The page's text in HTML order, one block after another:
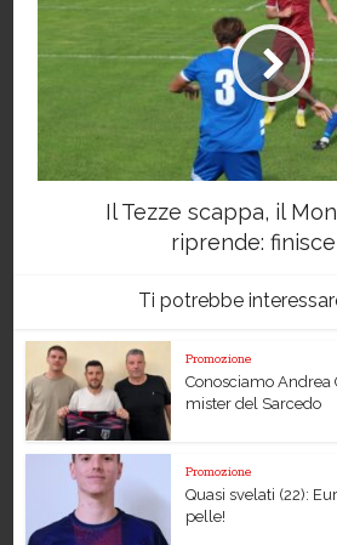
Il Tezze scappa, il
riprende: finisce
Ti potrebbe
Promozione
Conosciamo Andrea
mister del Sarcedo
Promozione
Quasi svelati (22):
pelle!